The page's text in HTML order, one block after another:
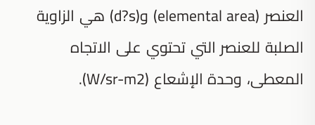
العنصر (elemental area) و(d?s) هي الزاوية
الصلبة للعنصر التي تحتوي على الاتجاه
المعطى، وحدة الإشعاع (W/sr-m2).